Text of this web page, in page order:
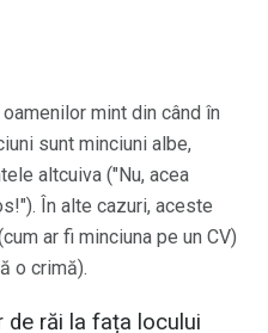
mint din când în
sunt minciuni albe,
altcuiva ("Nu, acea
În alte cazuri, aceste
ar fi minciuna pe un CV)
o crimă).
de răi la fața locului